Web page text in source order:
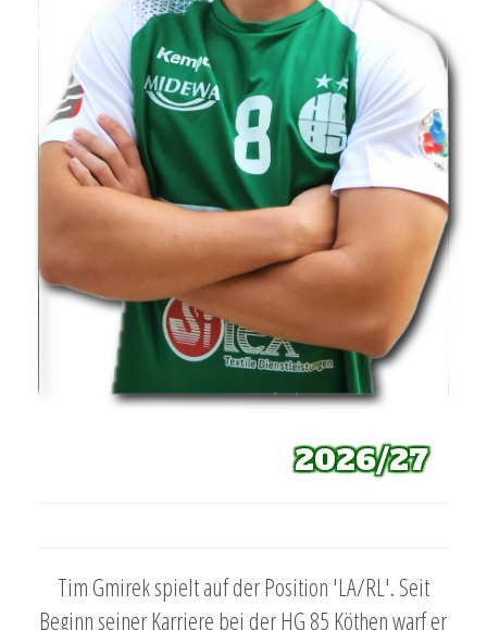
2026/27
Tim Gmirek spielt auf der Position 'LA/RL'. Seit
Beginn seiner Karriere bei der HG 85 Köthen warf er